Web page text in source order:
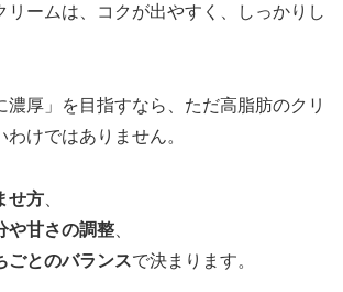
リームは、コクが出やすく、しっかりし
濃厚」を目指すなら、ただ高脂肪のクリ
けではありません。
せ方
や甘さの調整
ごとのバランスで決まります。